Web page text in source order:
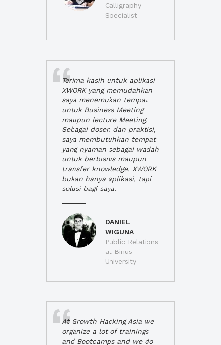
Calligraphy
Specialist
Terima kasih untuk aplikasi
XWORK yang memudahkan
saya menemukan tempat
untuk Business Meeting
maupun lecture Meeting.
Sebagai dosen dan praktisi,
saya membutuhkan tempat
yang nyaman sebagai wadah
untuk berbisnis maupun
transfer knowledge. XWORK
bukan hanya aplikasi, tapi
solusi bagi saya.
DANIEL
WIGUNA
Public Relations
at Binus
University
At Growth Hacking Asia we
organize a lot of trainings
and Bootcamps and we do